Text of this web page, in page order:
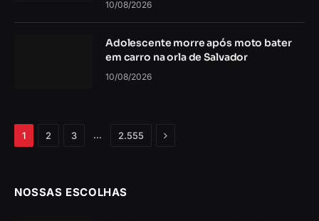
10/08/2026
Adolescente morre após moto bater
em carro na orla de Salvador
10/08/2026
1 2 3 … 2.555 Próximo
NOSSAS ESCOLHAS